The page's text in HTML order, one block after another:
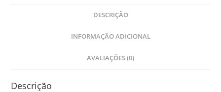
DESCRIÇÃO
INFORMAÇÃO ADICIONAL
AVALIAÇÕES (0)
Descrição